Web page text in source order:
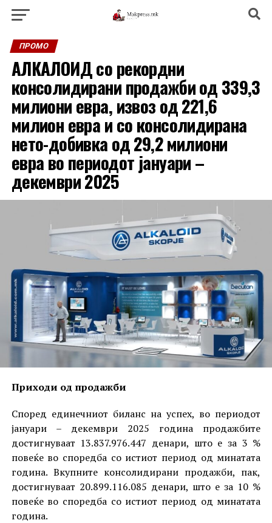
ПРОМО
АЛКАЛОИД со рекордни
консолидирани продажби од 339,3
милиони евра, извоз од 221,6
милион евра и со консолидирана
нето-добивка од 29,2 милиони
евра во периодот јануари –
декември 2025
Приходи од продажби
Според единечниот биланс на успех, во периодот
јануари – декември 2025 година продажбите
достигнуваат 13.837.976.447 денари, што е за 3 %
повеќе во споредба со истиот период од минатата
година. Вкупните консолидирани продажби, пак,
достигнуваат 20.899.116.085 денари, што е за 10 %
повеќе во споредба со истиот период од минатата
година.